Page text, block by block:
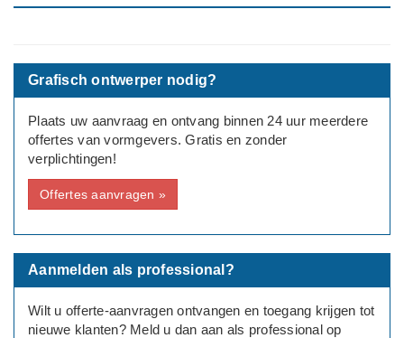
Bedrijf: 2de hands website
Grafisch ontwerper nodig?
Plaats uw aanvraag en ontvang binnen 24 uur meerdere
offertes van vormgevers. Gratis en zonder
verplichtingen!
Offertes aanvragen »
Aanmelden als professional?
Wilt u offerte-aanvragen ontvangen en toegang krijgen tot
nieuwe klanten? Meld u dan aan als professional op